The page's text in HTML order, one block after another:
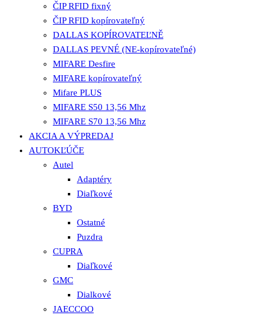
ČIP RFID fixný
ČIP RFID kopírovateľný
DALLAS KOPÍROVATEĽNĚ
DALLAS PEVNÉ (NE-kopírovateľné)
MIFARE Desfire
MIFARE kopírovateľný
Mifare PLUS
MIFARE S50 13,56 Mhz
MIFARE S70 13,56 Mhz
AKCIA A VÝPREDAJ
AUTOKĽÚČE
Autel
Adaptéry
Diaľkové
BYD
Ostatné
Puzdra
CUPRA
Diaľkové
GMC
Dialkové
JAECCOO